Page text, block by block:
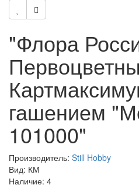
"Флора
гашением
101000"
Производитель: Still Hobby
Вид: КМ
Наличие: 4